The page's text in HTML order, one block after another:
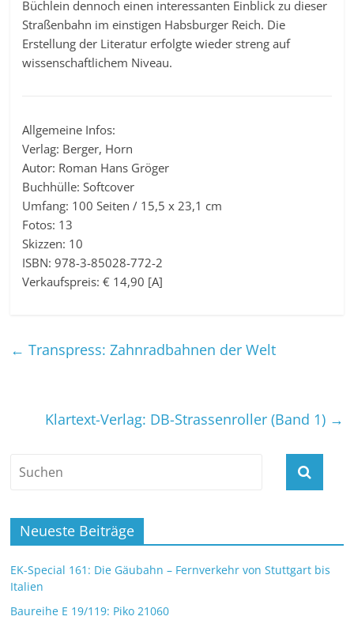
Büchlein dennoch einen interessanten Einblick zu dieser
Straßenbahn im einstigen Habsburger Reich. Die
Erstellung der Literatur erfolgte wieder streng auf
wissenschaftlichem Niveau.
Allgemeine Infos:
Verlag: Berger, Horn
Autor: Roman Hans Gröger
Buchhülle: Softcover
Umfang: 100 Seiten / 15,5 x 23,1 cm
Fotos: 13
Skizzen: 10
ISBN: 978-3-85028-772-2
Verkaufspreis: € 14,90 [A]
← Transpress: Zahnradbahnen der Welt
Klartext-Verlag: DB-Strassenroller (Band 1) →
Neueste Beiträge
EK-Special 161: Die Gäubahn – Fernverkehr von Stuttgart bis
Italien
Baureihe E 19/119: Piko 21060